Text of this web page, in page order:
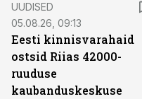
UUDISED
05.08.26, 09:13
Eesti kinnisvarahaid
ostsid Riias 42000-
ruuduse
kaubanduskeskuse